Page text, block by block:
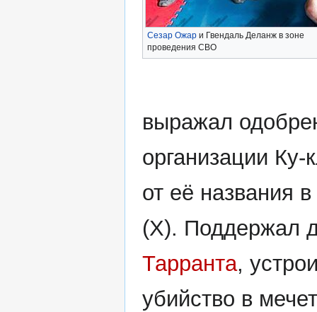
Сезар Ожар и Гвендаль Деланж в зоне
проведения СВО
выражал
организации
от её названия
(X). Поддержал
Тарранта,
убийство в